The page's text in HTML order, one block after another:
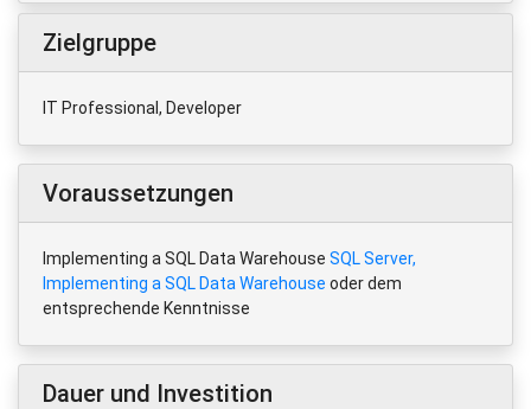
Zielgruppe
IT Professional, Developer
Voraussetzungen
Implementing a SQL Data Warehouse SQL Server,
Implementing a SQL Data Warehouse oder dem
entsprechende Kenntnisse
Dauer und Investition